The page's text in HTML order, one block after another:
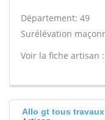
Département: 49
Surélévation
Voir la fiche artisan :
Allo gt tous